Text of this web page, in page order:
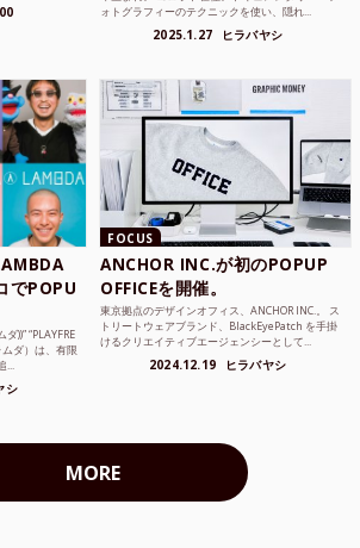
ォトグラフィーのテクニックを使い、隠れ...
2025.1.27 ヒラバヤシ
でPOPU
))” “PLAYFRE
ダ）は、有限
...
シ
FOCUS
ANCHOR INC.が初のPOPUP
OFFICEを開催。
東京拠点のデザインオフィス、ANCHOR INC.。 ス
トリートウェアブランド、BlackEyePatch を手掛
けるクリエイティブエージェンシーとして...
2024.12.19 ヒラバヤシ
MORE